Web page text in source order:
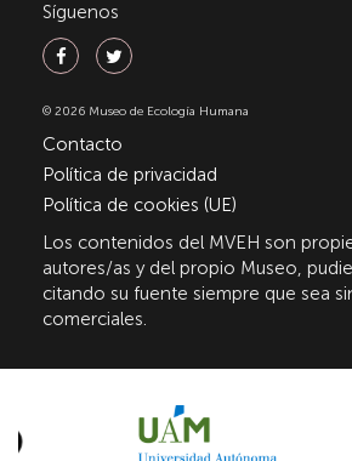
Síguenos
© 2026 Museo de Ecología Humana
Contacto
Política de privacidad
Política de cookies (UE)
Los contenidos del MVEH son
autores/as y del propio Museo,
citando su fuente siempre que sea
comerciales.